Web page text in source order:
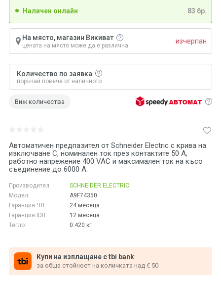
Автоматичен предпазител от Schneider Electric с крива на
изключване C, номинален ток през контактите 50 A,
работно напрежение 400 VAC и максимален ток на късо
съединение до 6000 A.
Производител:
SCHNEIDER ELECTRIC
Модел:
A9F74350
Гаранция ЧЛ:
24 месеца
Гаранция ЮЛ:
12 месеца
Тегло:
0.420 кг
Купи на изплащане с tbi bank
за обща стойност на количката над € 50
Наличен онлайн 83 бр.
На място, магазин Викиват
цената на място може да е различна
изчерпан
Количество по заявка
поръчай повече от наличното
Виж количества